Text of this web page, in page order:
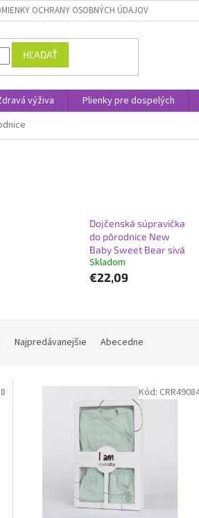
OCHRANY OSOBNÝCH ÚDAJOV
HĽADAŤ
výživa Plienky pre dospelých
Dojčenská súpravička
do pôrodnice New
Baby Sweet Bear sivá
Skladom
€22,09
Najpredávanejšie Abecedne
Kód: